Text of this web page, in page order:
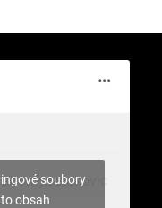
soubory
obsah